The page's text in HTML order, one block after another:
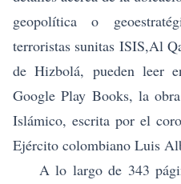
geopolítica o
terroristas sunitas ISIS,Al
de Hizbolá, pueden leer
Google Play Books, la
Islámico, escrita por el
Ejército colombiano Luis
A lo largo de 343